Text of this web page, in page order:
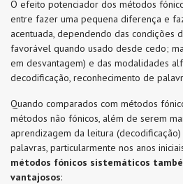
O efeito potenciador dos métodos
entre fazer uma pequena diferença e
acentuada, dependendo das condições
favorável quando usado desde cedo;
em desvantagem) e das modalidades
decodificação, reconhecimento de
Quando comparados com métodos
métodos não fónicos, além de serem
aprendizagem da leitura
palavras, particularmente nos anos
métodos fónicos sistemáticos
vantajosos: